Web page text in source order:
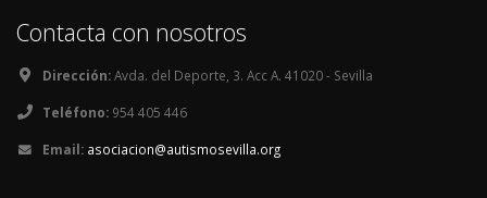
Contacta con nosotros
Dirección:Avda. del Deporte, 3. Acc A. 41020 - Sevilla
Teléfono: 954 405 446
Email: asociacion@autismosevilla.org